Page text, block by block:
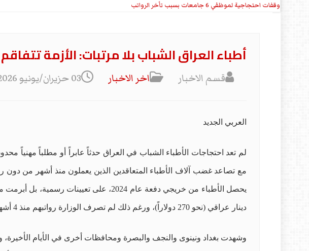
وقفات احتجاجية لموظفي 6 جامعات بسبب تأخر الرواتب
أطباء العراق الشباب بلا مرتبات: الأزمة
قسم الاخبار اخر الاخبار 03 حزيران/يونيو 2026
العربي الجديد
لم تعد احتجاجات الأطباء الشباب في العراق حدثاً عابراً أو مطلباً مهنياً
مع تصاعد غضب آلاف الأطباء المتعاقدين الذين يعملون منذ أشهر من دون
دينار عراقي (نحو 270 دولاراً)، ورغم ذلك لم تصرف الوزارة رواتبهم منذ 4 أشهر، الأمر الذي دفعهم الى الاحتجاج.
وشهدت بغداد ونينوى والنجف والبصرة ومحافظات أخرى في الأيام